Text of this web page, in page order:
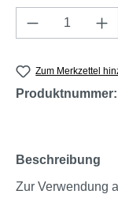
Produkt
Zum Merkzettel
Produktnummer:
Beschreibung
Zur Verwendung